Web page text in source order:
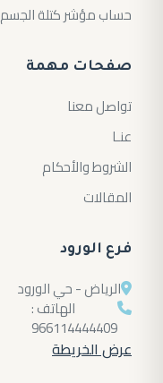
حساب مؤشر كتلة الجسم
صفحات مهمة
تواصل معنا
عنـا
الشروط والأحكام
المقالات
فرع الورود
الرياض - حي الورود
الهاتف :
966114444409
عرض الخريطة